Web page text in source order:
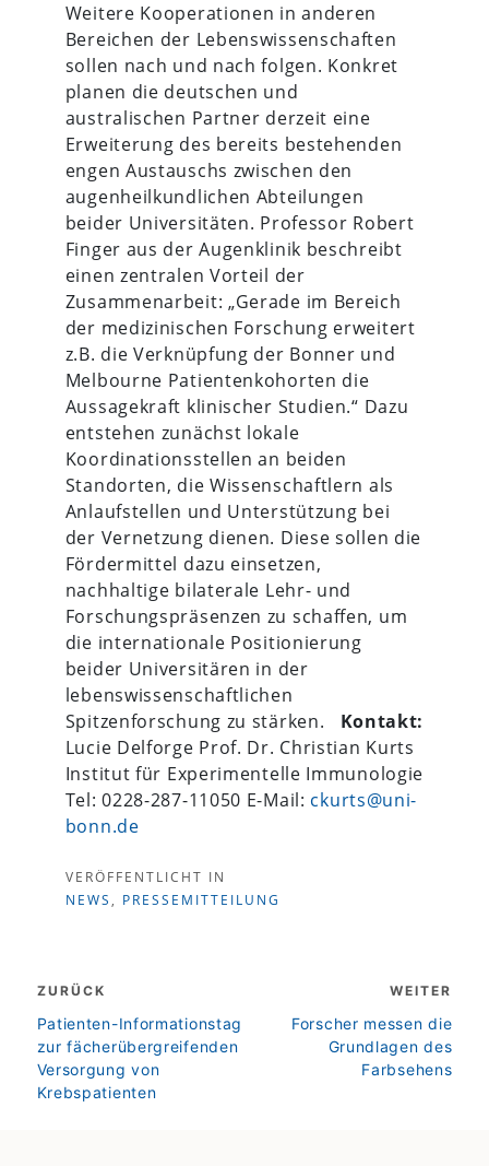
Weitere Kooperationen in anderen
Bereichen der Lebenswissenschaften
sollen nach und nach folgen. Konkret
planen die deutschen und
australischen Partner derzeit eine
Erweiterung des bereits bestehenden
engen Austauschs zwischen den
augenheilkundlichen Abteilungen
beider Universitäten. Professor Robert
Finger aus der Augenklinik beschreibt
einen zentralen Vorteil der
Zusammenarbeit: „Gerade im Bereich
der medizinischen Forschung erweitert
z.B. die Verknüpfung der Bonner und
Melbourne Patientenkohorten die
Aussagekraft klinischer Studien.“ Dazu
entstehen zunächst lokale
Koordinationsstellen an beiden
Standorten, die Wissenschaftlern als
Anlaufstellen und Unterstützung bei
der Vernetzung dienen. Diese sollen die
Fördermittel dazu einsetzen,
nachhaltige bilaterale Lehr- und
Forschungspräsenzen zu schaffen, um
die internationale Positionierung
beider Universitären in der
lebenswissenschaftlichen
Spitzenforschung zu stärken. Kontakt:
Lucie Delforge Prof. Dr. Christian Kurts
Institut für Experimentelle Immunologie
Tel: 0228-287-11050 E-Mail: ckurts@uni-
bonn.de
VERÖFFENTLICHT IN
NEWS , PRESSEMITTEILUNG
ZURÜCK
zurück
Patienten-Informationstag
zur fächerübergreifenden
Versorgung von
Krebspatienten
WEITER
weiter
Forscher messen die
Grundlagen des
Farbsehens